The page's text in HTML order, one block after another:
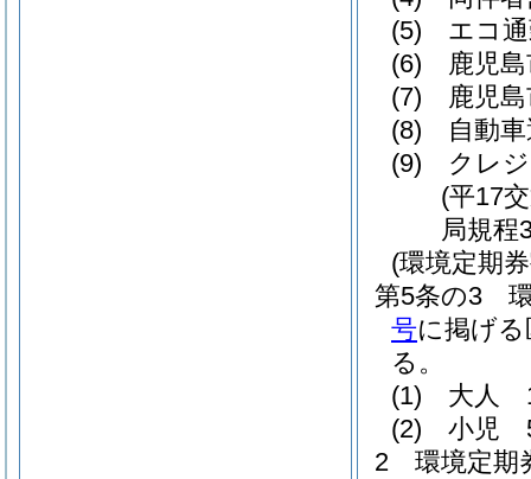
(5)
エコ
(6)
鹿児
(7)
鹿児
(8)
自動
(9)
クレ
(平17
局規程
(環境定期
第5条の3
号に掲げ
る。
(1)
大人
(2)
小児
2
環境定期